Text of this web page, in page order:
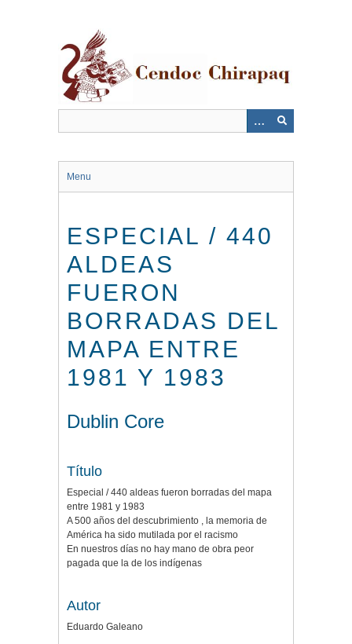
Menu
ESPECIAL / 440
ALDEAS
FUERON
BORRADAS DEL
MAPA ENTRE
1981 Y 1983
Dublin Core
Título
Especial / 440 aldeas fueron borradas del mapa
entre 1981 y 1983
A 500 años del descubrimiento , la memoria de
América ha sido mutilada por el racismo
En nuestros días no hay mano de obra peor
pagada que la de los indígenas
Autor
Eduardo Galeano